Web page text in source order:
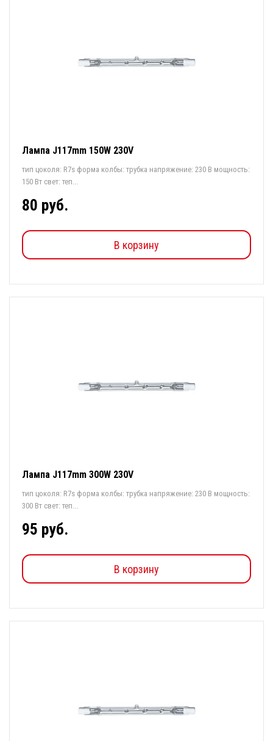
Лампа J117mm 150W 230V
тип цоколя: R7s форма колбы: трубка напряжение: 230 В мощность:
150 Вт свет: теп...
80 руб.
В корзину
Лампа J117mm 300W 230V
тип цоколя: R7s форма колбы: трубка напряжение: 230 В мощность:
300 Вт свет: теп...
95 руб.
В корзину